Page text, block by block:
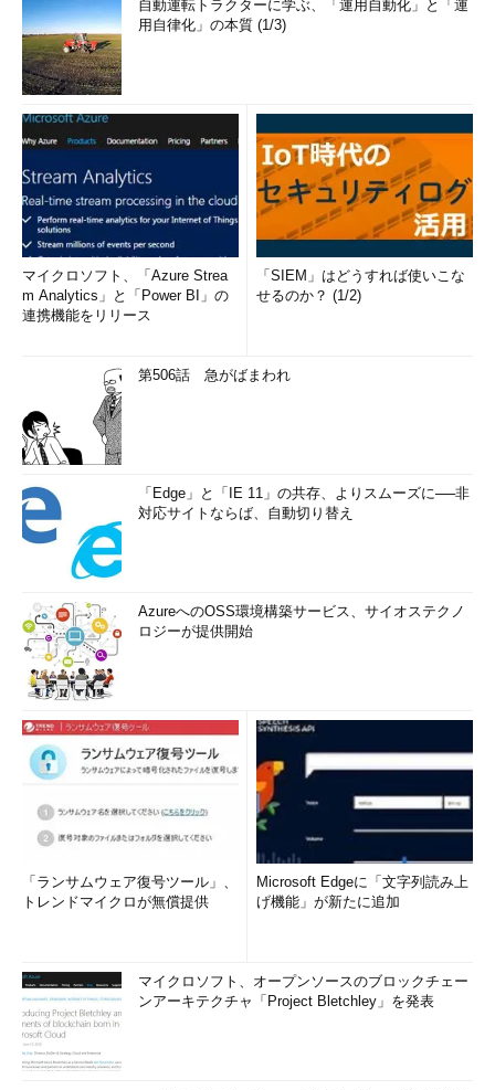
自動運転トラクターに学ぶ、「運用自動化」と「運
用自律化」の本質 (1/3)
マイクロソフト、「Azure Strea
m Analytics」と「Power BI」の
連携機能をリリース
「SIEM」はどうすれば使いこな
せるのか？ (1/2)
第506話 急がばまわれ
「Edge」と「IE 11」の共存、よりスムーズに──非
対応サイトならば、自動切り替え
AzureへのOSS環境構築サービス、サイオステクノ
ロジーが提供開始
「ランサムウェア復号ツール」、
トレンドマイクロが無償提供
Microsoft Edgeに「文字列読み上
げ機能」が新たに追加
マイクロソフト、オープンソースのブロックチェー
ンアーキテクチャ「Project Bletchley」を発表